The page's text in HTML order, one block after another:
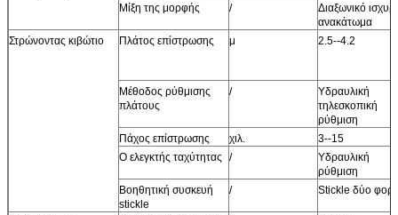
Μίξη της μορφής /
Διαξωνικό
ανακάτωμα
Στρώνοντας κιβώτιο
Πλάτος επίστρωσης μ 2.5--4.2
Μέθοδος ρύθμισης
πλάτους
/
Υδραυλική
τηλεσκοπική
ρύθμιση
Πάχος επίστρωσης
χιλ.
3--15
Ο ελεγκτής ταχύτητας
/
Υδραυλική
ρύθμιση
Βοηθητική συσκευή
stickle
/ Stickle δύο